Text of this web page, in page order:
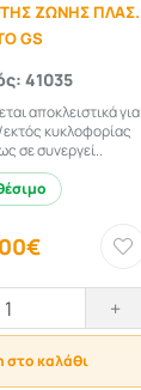
ΖΩΝΗΣ ΠΛΑΣ.
GS
41035
αποκλειστικά για
κυκλοφορίας
σε συνεργεί..
+
καλάθι